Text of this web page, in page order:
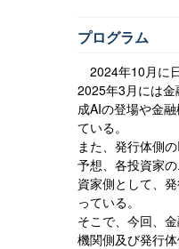
プログラム
2024年10月に
2025年3月には
成AIの登場や金
ている。
また、発行体側の
予想、各投資家
資家側として、
っている。
そこで、今回、
機関側及び発行